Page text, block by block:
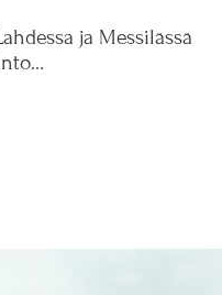
ja Messilässä